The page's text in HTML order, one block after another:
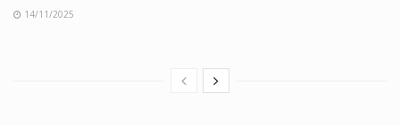
14/11/2025